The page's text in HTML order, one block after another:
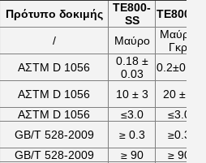
Πρότυπο δοκιμής
ΤΕ800-
SS
ΤΕ800-S
/ Μαύρο
Μαύρο/
Γκρι
ΑΣTM D 1056
0.18 ±
0.03
0.2±0.03
ΑΣTM D 1056 10 ± 3
20 ± 3
ΑΣTM D 1056 ≤3.0
≤3.0
GB/T 528-2009 ≥ 0.3
≥0.3
GB/T 528-2009 ≥ 90
≥ 90